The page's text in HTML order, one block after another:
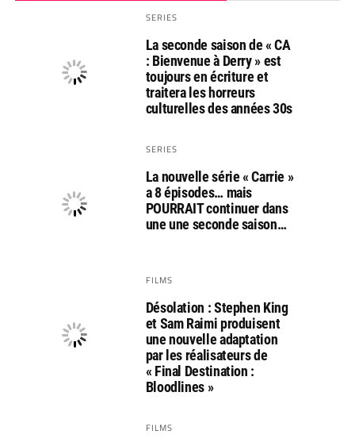
SERIES
La seconde saison de « CA
: Bienvenue à Derry » est
toujours en écriture et
traitera les horreurs
culturelles des années 30s
SERIES
La nouvelle série « Carrie »
a 8 épisodes… mais
POURRAIT continuer dans
une une seconde saison…
FILMS
Désolation : Stephen King
et Sam Raimi produisent
une nouvelle adaptation
par les réalisateurs de
« Final Destination :
Bloodlines »
FILMS